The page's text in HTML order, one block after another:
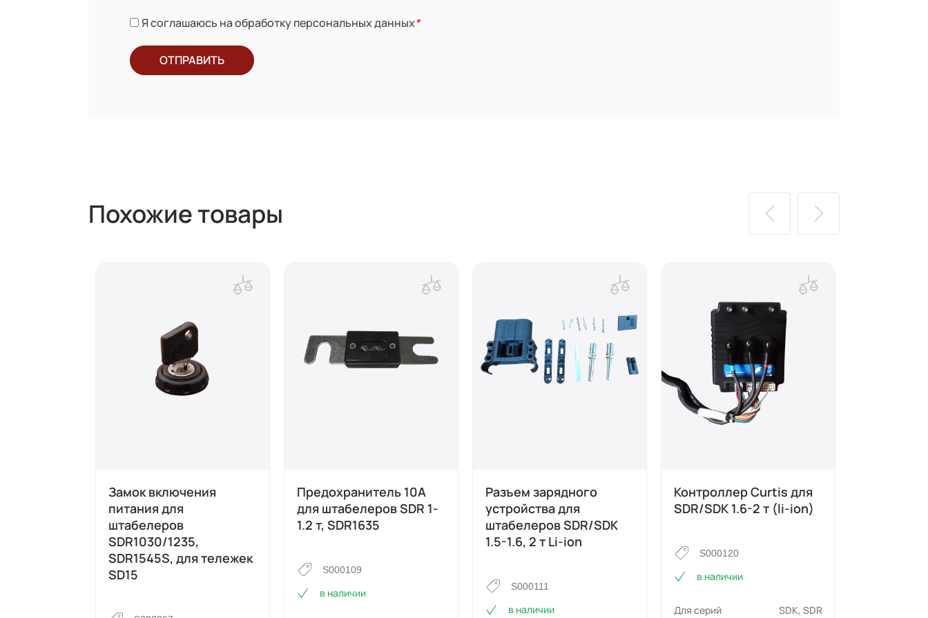
Я соглашаюсь на обработку персональных данных*
ОТПРАВИТЬ
Похожие товары
Замок включения
питания для
штабелеров
SDR1030/1235,
SDR1545S, для тележек
SD15
Предохранитель 10А
для штабелеров SDR 1-
1.2 т, SDR1635
S000109
в наличии
Разъем зарядного
устройства для
штабелеров SDR/SDK
1.5-1.6, 2 т Li-ion
S000111
в наличии
Контроллер Сurtis для
SDR/SDK 1.6-2 т (li-ion)
S000120
в наличии
Для серий SDK, SDR